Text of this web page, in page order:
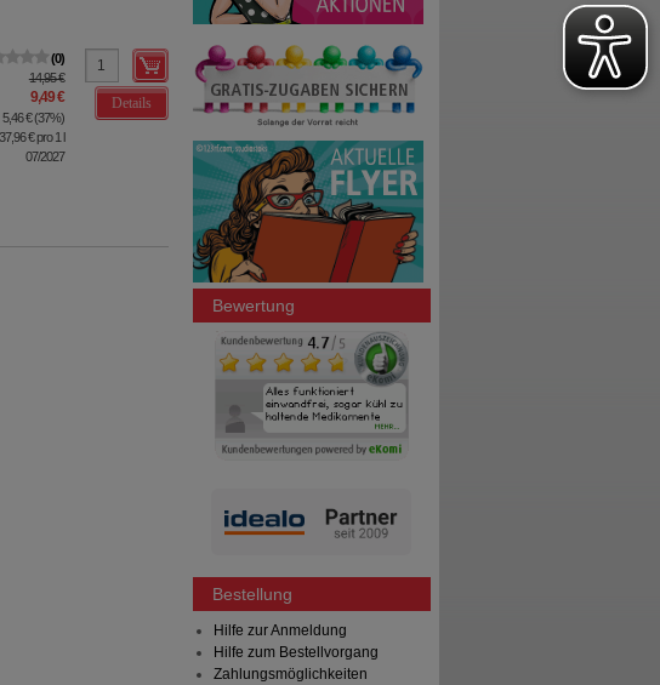
0
14,95 €
9,49 €
5,46 €(37%)
37,96 €pro 1 l
07/2027
Details
Bewertung
Bestellung
Hilfe zur Anmeldung
Hilfe zum Bestellvorgang
Zahlungsmöglichkeiten